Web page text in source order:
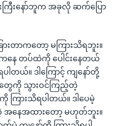
ြီးနော်ဘူက အခုလို ဆက်ပြော
းတာကတော့ မကြားသိရဘူး။
နေ တပ်ထဲကို ပေါင်းနေတယ်
တယ်။ ဒါကြောင့် ကျနော်တို့
ေကို သွားဝင်ကြည့်တဲ့
ကြားသိရပါတယ်။ ဒါပေမဲ့
အနေအထားတော့ မဟုတ်ဘူး။